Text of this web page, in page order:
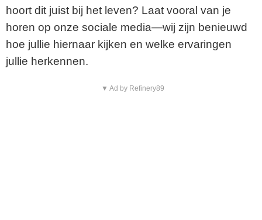
hoort dit juist bij het leven? Laat vooral van je
horen op onze sociale media—wij zijn benieuwd
hoe jullie hiernaar kijken en welke ervaringen
jullie herkennen.
▼ Ad by Refinery89